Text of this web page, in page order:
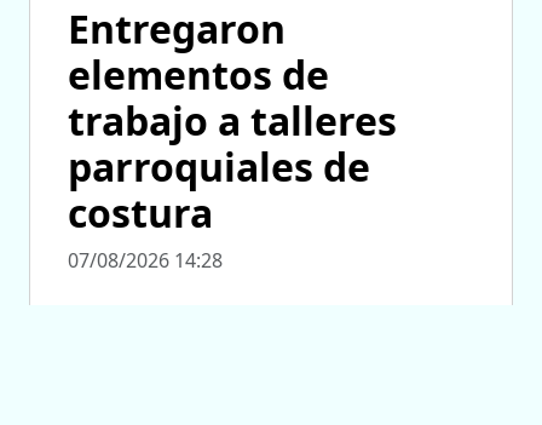
Entregaron
elementos de
trabajo a talleres
parroquiales de
costura
07/08/2026 14:28